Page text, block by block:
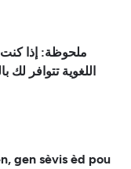
ملحوظة: إذا
gen sèvis èd pou